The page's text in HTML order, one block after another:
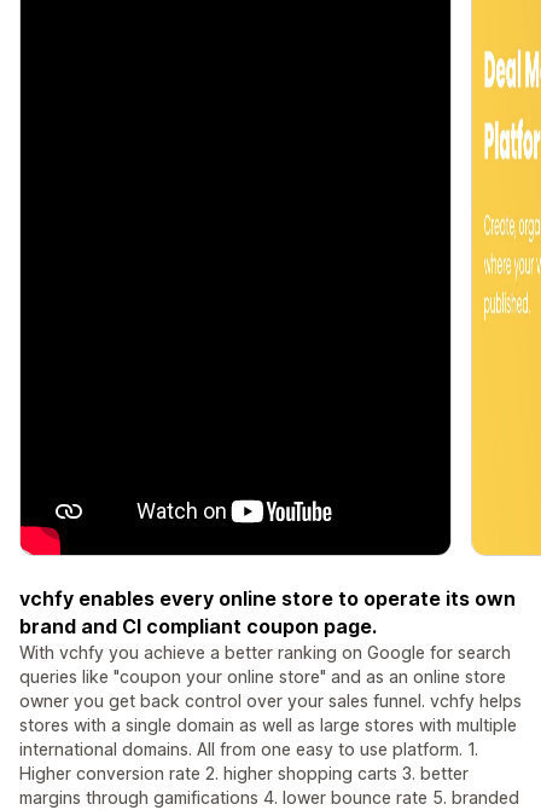
vchfy enables every online store to operate its own
brand and CI compliant coupon page.
With vchfy you achieve a better ranking on Google for search
queries like "coupon your online store" and as an online store
owner you get back control over your sales funnel. vchfy helps
stores with a single domain as well as large stores with multiple
international domains. All from one easy to use platform. 1.
Higher conversion rate 2. higher shopping carts 3. better
margins through gamifications 4. lower bounce rate 5. branded